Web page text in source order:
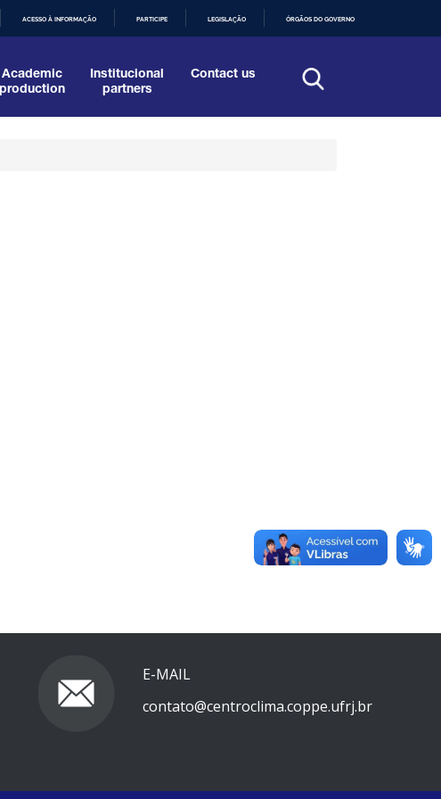
ACESSO À INFORMAÇÃO PARTICIPE LEGISLAÇÃO ÓRGÃOS DO GOVERNO
Academic
production
Institucional
partners
Contact us
E-MAIL
contato@centroclima.coppe.ufrj.br